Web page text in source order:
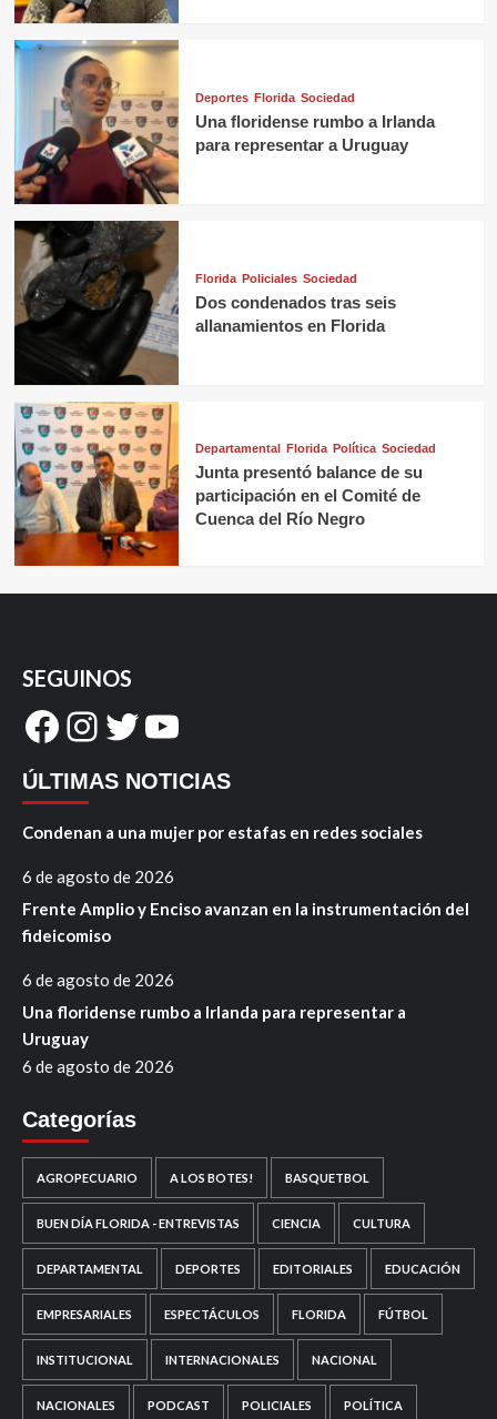
Deportes Florida Sociedad
Una floridense rumbo a Irlanda
para representar a Uruguay
Florida Policiales Sociedad
Dos condenados tras seis
allanamientos en Florida
Departamental Florida Política Sociedad
Junta presentó balance de su
participación en el Comité de
Cuenca del Río Negro
SEGUINOS
Facebook
Instagram
Twitter
YouTube
ÚLTIMAS NOTICIAS
Condenan a una mujer por estafas en redes sociales
6 de agosto de 2026
Frente Amplio y Enciso avanzan en la instrumentación del
fideicomiso
6 de agosto de 2026
Una floridense rumbo a Irlanda para representar a
Uruguay
6 de agosto de 2026
Categorías
AGROPECUARIO A LOS BOTES! BASQUETBOL
BUEN DÍA FLORIDA - ENTREVISTAS CIENCIA CULTURA
DEPARTAMENTAL DEPORTES EDITORIALES EDUCACIÓN
EMPRESARIALES ESPECTÁCULOS FLORIDA FÚTBOL
INSTITUCIONAL INTERNACIONALES NACIONAL
NACIONALES PODCAST POLICIALES POLÍTICA